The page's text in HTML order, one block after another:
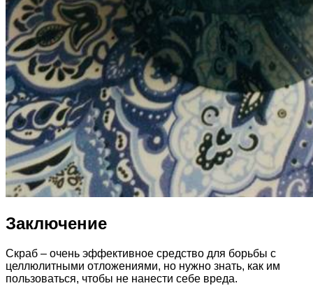
Заключение
Скраб – очень эффективное средство для борьбы с
целлюлитными отложениями, но нужно знать, как им
пользоваться, чтобы не нанести себе вреда.